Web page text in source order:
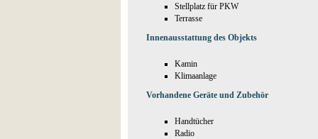
Stellplatz für PKW
Terrasse
Innenausstattung des Objekts
Kamin
Klimaanlage
Vorhandene Geräte und Zubehör
Handtücher
Radio